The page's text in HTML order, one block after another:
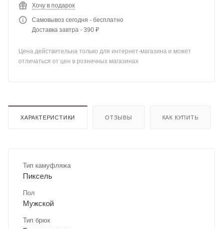
Хочу в подарок
Самовывоз сегодня - бесплатно
Доставка завтра - 390 ₽
Цена действительна только для интернет-магазина и может
отличаться от цен в розничных магазинах
ХАРАКТЕРИСТИКИ ОТЗЫВЫ КАК КУПИТЬ
Тип камуфляжа
Пиксель
Пол
Мужской
Тип брюк